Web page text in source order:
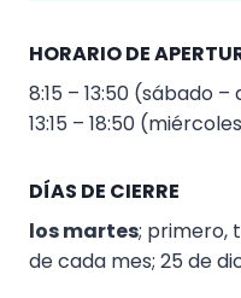
HORARIO DE
8:15 – 13:50 (sábado
13:15 – 18:50
DÍAS DE CIERRE
los martes; primero,
de cada mes; 25 de